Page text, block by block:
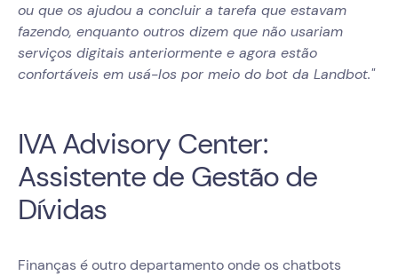
ou que os ajudou a concluir a tarefa que estavam
fazendo, enquanto outros dizem que não usariam
serviços digitais anteriormente e agora estão
confortáveis em usá-los por meio do bot da Landbot."
IVA Advisory Center:
Assistente de Gestão de
Dívidas
Finanças é outro departamento onde os chatbots